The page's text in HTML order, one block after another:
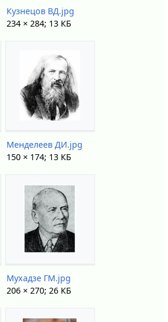
Кузнецов ВД.jpg
234 × 284; 13 КБ
Менделеев ДИ.jpg
150 × 174; 13 КБ
Мухадзе ГМ.jpg
206 × 270; 26 КБ